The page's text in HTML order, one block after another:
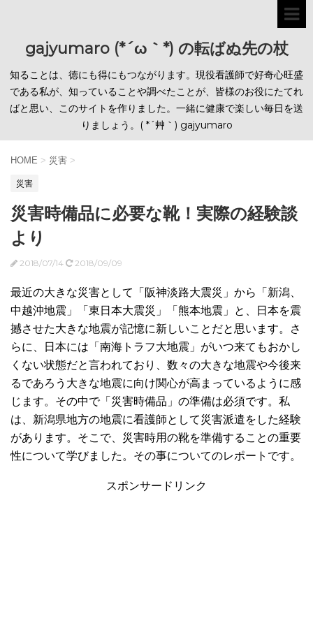
gajyumaro (*´ω｀*) の転ばぬ先の杖
知ることは、徳にも得にもつながります。現役看護師で好奇心旺盛
である私が、知っていることや調べたことが、皆様のお役にたてれ
ばと思い、このサイトを作りました。一緒に健康で楽しい毎日を送
りましょう。( *´艸｀) gajyumaro
HOME > 災害 >
災害
災害時備品に必要な靴！実際の経験談
より
2018/07/14 2018/09/09
最近の大きな災害として「阪神淡路大震災」から「新潟、
中越沖地震」「東日本大震災」「熊本地震」と、日本を震
撼させた大きな地震が記憶に新しいことだと思います。さ
らに、日本には「南海トラフ大地震」がいつ来てもおかし
くない状態だと言われており、数々の大きな地震や今後来
るであろう大きな地震に向け関心が高まっているように感
じます。その中で「災害時備品」の準備は必須です。私
は、新潟県地方の地震に看護師として災害派遣をした経験
があります。そこで、災害時用の靴を準備することの重要
性について学びました。その事についてのレポートです。
スポンサードリンク